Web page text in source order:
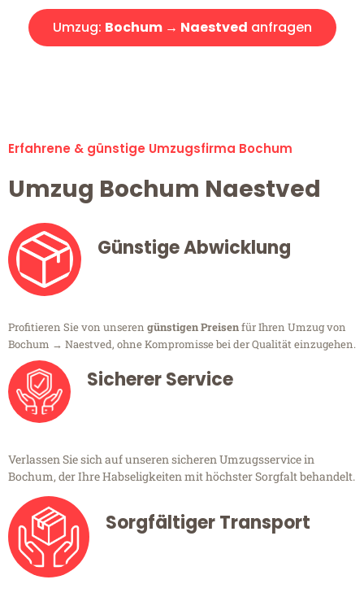
Umzug: Bochum → Naestved anfragen
Erfahrene & günstige Umzugsfirma Bochum
Umzug Bochum Naestved
Günstige Abwicklung
Profitieren Sie von unseren günstigen Preisenfür Ihren Umzug von
Bochum → Naestved, ohne Kompromisse bei der Qualität einzugehen.
Sicherer Service
Verlassen Sie sich auf unseren sicheren Umzugsservice in
Bochum, der Ihre Habseligkeiten mit höchster Sorgfalt behandelt.
Sorgfältiger Transport